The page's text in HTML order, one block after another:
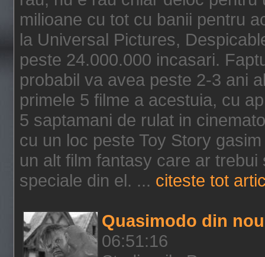
milioane cu tot cu banii pentru
la Universal Pictures,
peste 24.000.000 incasari.
probabil va avea peste 2-3 ani
primele 5 filme a acestuia, cu
5 saptamani de rulat in
cu un loc peste Toy Story
un alt film fantasy care ar
speciale din el. ... citeste tot
Quasimodo din
06:51:16